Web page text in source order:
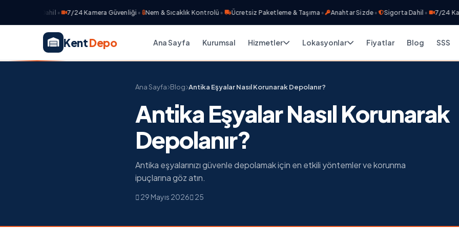
7/24 Kamera Güvenliği• Nem & Sıcaklık Kontrolü• Ücretsiz Paketleme & Taşıma• Anahtar Sizde• Sigorta Dahil• 7/24 Kamera
KentDepo Ana Sayfa Kurumsal Hizmetler Lokasyonlar Fiyatlar Blog SSS
Ana Sayfa Blog Antika Eşyalar Nasıl Korunarak Depolanır?
Antika Eşyalar Nasıl Korunarak
Depolanır?
Antika eşyalarınızı güvenle depolamak için en etkili yöntemler ve korunma
ipuçlarına göz atın.
29 Mayıs 2026 25